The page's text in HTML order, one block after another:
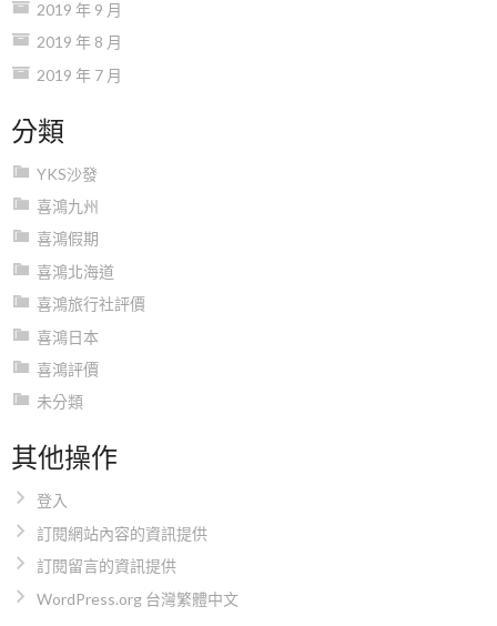
2019 年 9 月
2019 年 8 月
2019 年 7 月
分類
YKS沙發
喜鴻九州
喜鴻假期
喜鴻北海道
喜鴻旅行社評價
喜鴻日本
喜鴻評價
未分類
其他操作
登入
訂閱網站內容的資訊提供
訂閱留言的資訊提供
WordPress.org 台灣繁體中文